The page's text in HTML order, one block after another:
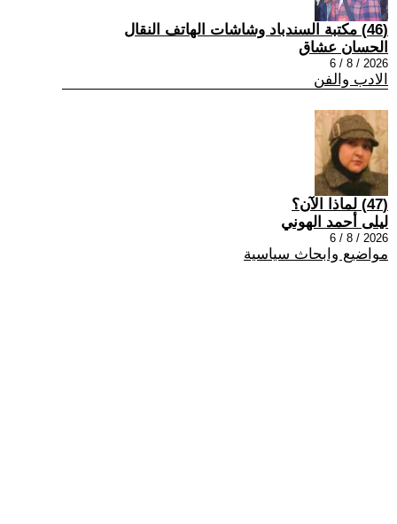
(46) مكتبة السندباد وشاشات الهاتف النقال
الحسان عشاق
2026 / 8 / 6
الادب والفن
(47) لماذا الآن؟
ليلى أحمد الهوني
2026 / 8 / 6
مواضيع وابحاث سياسية